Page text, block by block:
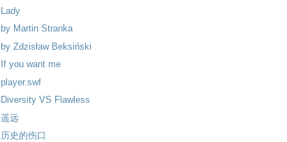
Lady
by Martin Stranka
by Zdzisław Beksiński
If you want me
player.swf
Diversity VS Flawless
遥远
历史的伤口